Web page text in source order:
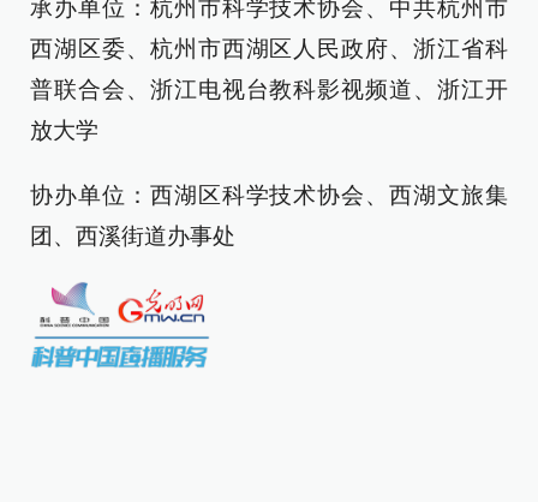
承办单位：杭州市科学技术协会、中共杭州市
西湖区委、杭州市西湖区人民政府、浙江省科
普联合会、浙江电视台教科影视频道、浙江开
放大学
协办单位：西湖区科学技术协会、西湖文旅集
团、西溪街道办事处